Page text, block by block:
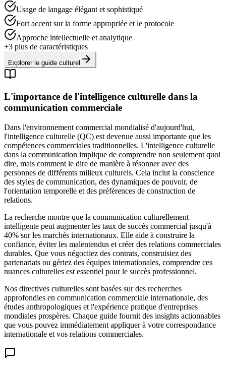
Usage de langage élégant et sophistiqué
Fort accent sur la forme appropriée et le protocole
Approche intellectuelle et analytique
+3 plus de caractéristiques
Explorer le guide culturel
L'importance de l'intelligence culturelle dans la
communication commerciale
Dans l'environnement commercial mondialisé d'aujourd'hui,
l'intelligence culturelle (QC) est devenue aussi importante que les
compétences commerciales traditionnelles. L'intelligence culturelle
dans la communication implique de comprendre non seulement quoi
dire, mais comment le dire de manière à résonner avec des
personnes de différents milieux culturels. Cela inclut la conscience
des styles de communication, des dynamiques de pouvoir, de
l'orientation temporelle et des préférences de construction de
relations.
La recherche montre que la communication culturellement
intelligente peut augmenter les taux de succès commercial jusqu'à
40% sur les marchés internationaux. Elle aide à construire la
confiance, éviter les malentendus et créer des relations commerciales
durables. Que vous négociiez des contrats, construisiez des
partenariats ou gériez des équipes internationales, comprendre ces
nuances culturelles est essentiel pour le succès professionnel.
Nos directives culturelles sont basées sur des recherches
approfondies en communication commerciale internationale, des
études anthropologiques et l'expérience pratique d'entreprises
mondiales prospères. Chaque guide fournit des insights actionnables
que vous pouvez immédiatement appliquer à votre correspondance
internationale et vos relations commerciales.